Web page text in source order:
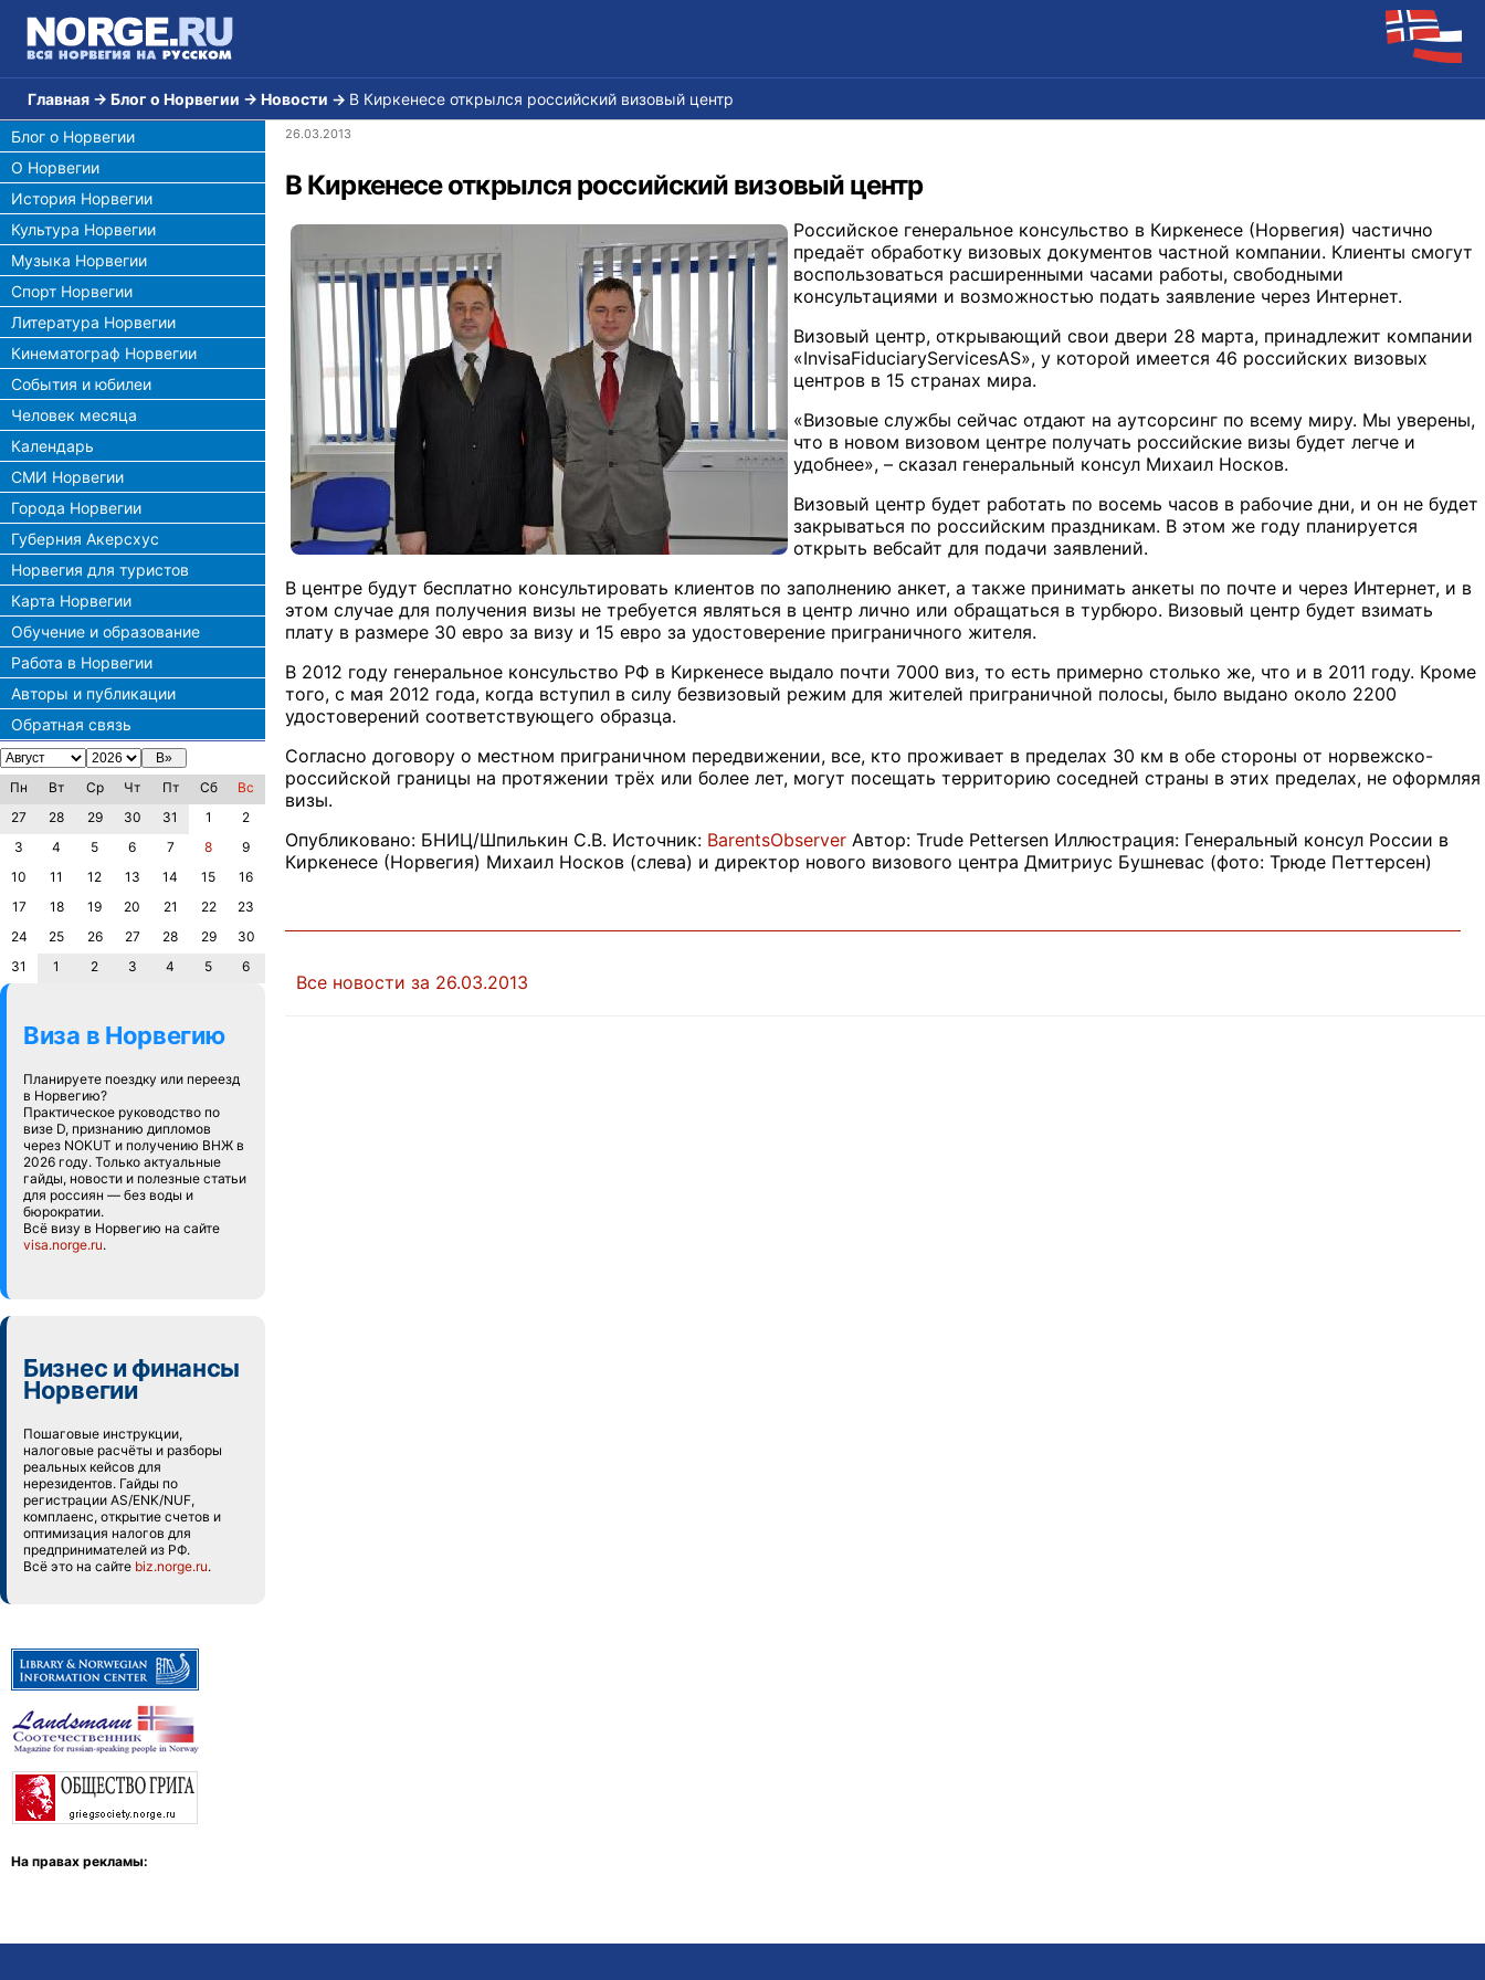
Главная → Блог о Норвегии → Новости → В Киркенесе открылся российский визовый центр
Блог о Норвегии
О Норвегии
История Норвегии
Культура Норвегии
Музыка Норвегии
Спорт Норвегии
Литература Норвегии
Кинематограф Норвегии
События и юбилеи
Человек месяца
Календарь
СМИ Норвегии
Города Норвегии
Губерния Акерсхус
Норвегия для туристов
Карта Норвегии
Обучение и образование
Работа в Норвегии
Авторы и публикации
Обратная связь
Пн Вт Ср Чт Пт Сб
Вс
27
28 29 30 31 1
2
3
4 5 6 7 8
9
10
11 12 13 14 15
16
17
18 19 20 21 22
23
24
25 26 27 28 29
30
31
1 2 3 4 5 6
Виза в Норвегию
Планируете поездку или переезд
в Норвегию?
Практическое руководство по
визе D, признанию дипломов
через NOKUT и получению ВНЖ в
2026 году. Только актуальные
гайды, новости и полезные статьи
для россиян — без воды и
бюрократии.
Всё визу в Норвегию на сайте
visa.norge.ru.
Бизнес и финансы
Норвегии
Пошаговые инструкции,
налоговые расчёты и разборы
реальных кейсов для
нерезидентов. Гайды по
регистрации AS/ENK/NUF,
комплаенс, открытие счетов и
оптимизация налогов для
предпринимателей из РФ.
Всё это на сайте biz.norge.ru.
На правах рекламы:
26.03.2013
В Киркенесе открылся российский визовый центр
Российское генеральное консульство в Киркенесе (Норвегия) частично
предаёт обработку визовых документов частной компании. Клиенты смогут
воспользоваться расширенными часами работы, свободными
консультациями и возможностью подать заявление через Интернет.
Визовый центр, открывающий свои двери 28 марта, принадлежит компании
«InvisaFiduciaryServicesAS», у которой имеется 46 российских визовых
центров в 15 странах мира.
«Визовые службы сейчас отдают на аутсорсинг по всему миру. Мы уверены,
что в новом визовом центре получать российские визы будет легче и
удобнее», – сказал генеральный консул Михаил Носков.
Визовый центр будет работать по восемь часов в рабочие дни, и он не будет
закрываться по российским праздникам. В этом же году планируется
открыть вебсайт для подачи заявлений.
В центре будут бесплатно консультировать клиентов по заполнению анкет, а также принимать анкеты по почте и через Интернет, и в
этом случае для получения визы не требуется являться в центр лично или обращаться в турбюро. Визовый центр будет взимать
плату в размере 30 евро за визу и 15 евро за удостоверение приграничного жителя.
В 2012 году генеральное консульство РФ в Киркенесе выдало почти 7000 виз, то есть примерно столько же, что и в 2011 году. Кроме
того, с мая 2012 года, когда вступил в силу безвизовый режим для жителей приграничной полосы, было выдано около 2200
удостоверений соответствующего образца.
Согласно договору о местном приграничном передвижении, все, кто проживает в пределах 30 км в обе стороны от норвежско-
российской границы на протяжении трёх или более лет, могут посещать территорию соседней страны в этих пределах, не оформляя
визы.
Опубликовано: БНИЦ/Шпилькин С.В. Источник: BarentsObserver Автор: Trude Pettersen Иллюстрация: Генеральный консул России в
Киркенесе (Норвегия) Михаил Носков (слева) и директор нового визового центра Дмитриус Бушневас (фото: Трюде Петтерсен)
Все новости за 26.03.2013